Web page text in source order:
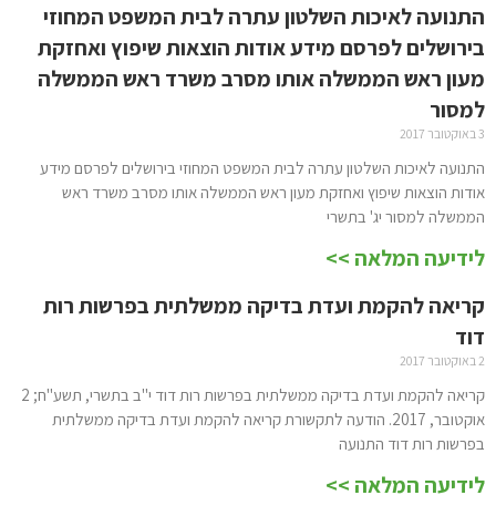
התנועה לאיכות השלטון עתרה לבית המשפט המחוזי
בירושלים לפרסם מידע אודות הוצאות שיפוץ ואחזקת
מעון ראש הממשלה אותו מסרב משרד ראש הממשלה
למסור
3 באוקטובר 2017
התנועה לאיכות השלטון עתרה לבית המשפט המחוזי בירושלים לפרסם מידע
אודות הוצאות שיפוץ ואחזקת מעון ראש הממשלה אותו מסרב משרד ראש
הממשלה למסור יג' בתשרי
לידיעה המלאה >>
קריאה להקמת ועדת בדיקה ממשלתית בפרשות רות
דוד
2 באוקטובר 2017
קריאה להקמת ועדת בדיקה ממשלתית בפרשות רות דוד י"ב בתשרי, תשע"ח; 2
אוקטובר, 2017. הודעה לתקשורת קריאה להקמת ועדת בדיקה ממשלתית
בפרשות רות דוד התנועה
לידיעה המלאה >>